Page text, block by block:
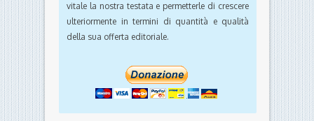
vitale la nostra testata e permetterle di crescere
ulteriormente in termini di quantità e qualità
della sua offerta editoriale.